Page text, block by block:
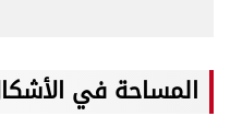
المساحة في